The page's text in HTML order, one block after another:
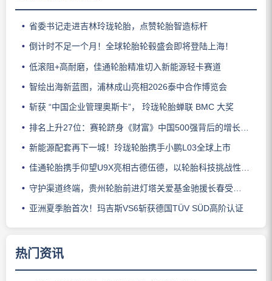
省委书记走进吉林玲珑轮胎，点赞轮胎智造标杆
倒计时不足一个月！全球轮胎轮毂盛会即将登陆上海！
低滚阻+高耐磨，佳通轮胎精准切入新能源轻卡赛道
智绘出海新蓝图，浦林成山亮相2026泰中合作博览会
斩获 “中国企业管理奥斯卡”， 玲珑轮胎蝉联 BMC 大奖
排名上升27位：赛轮跻身《财富》中国500强背后的增长逻辑
新能源配套再下一城！玲珑轮胎携手小鹏L03全球上市
佳通轮胎携手仰望U9X亮相古德伍德，以轮胎科技挑战性能边界
守护渠道终端，贵州轮胎前进灯塔关爱基金驰援长春受灾门店
亚洲夏季胎首次！玛吉斯VS6斩获德国TÜV SÜD高阶认证
热门资讯